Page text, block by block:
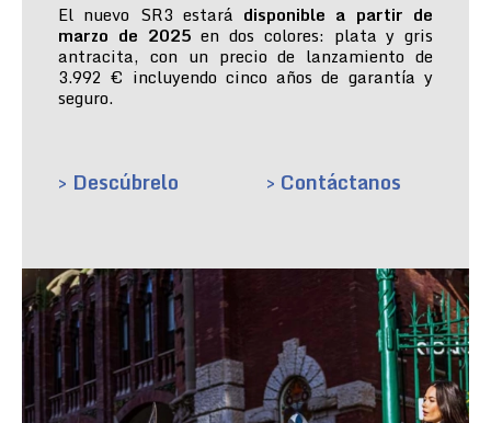
El nuevo SR3 estará disponible a partir de
marzo de 2025 en dos colores: plata y gris
antracita, con un precio de lanzamiento de
3.992 € incluyendo cinco años de garantía y
seguro.
> Descúbrelo > Contáctanos